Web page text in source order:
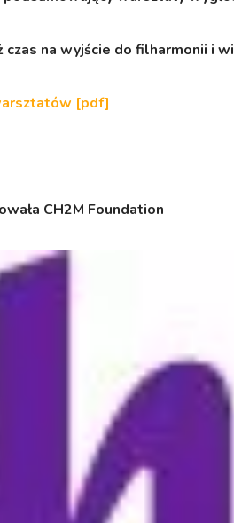
czas na wyjście do filharmonii i
[pdf]
CH2M Foundation